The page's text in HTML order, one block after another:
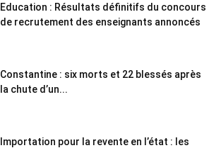
Education : Résultats définitifs du concours
de recrutement des enseignants annoncés
Constantine : six morts et 22 blessés après
la chute d’un...
Importation pour la revente en l’état : les